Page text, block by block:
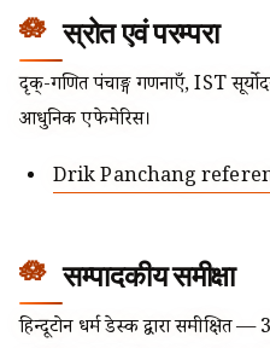
स्रोत एवं परम्परा
दृक्-गणित पंचाङ्ग गणनाएँ, IST
आधुनिक एफेमेरिस।
Drik Panchang
सम्पादकीय समीक्षा
हिन्दूटोन धर्म डेस्क द्वारा